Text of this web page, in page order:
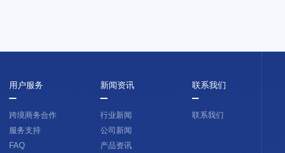
用户服务
跨境商务合作
服务支持
FAQ
新闻资讯
行业新闻
公司新闻
产品资讯
联系我们
联系我们